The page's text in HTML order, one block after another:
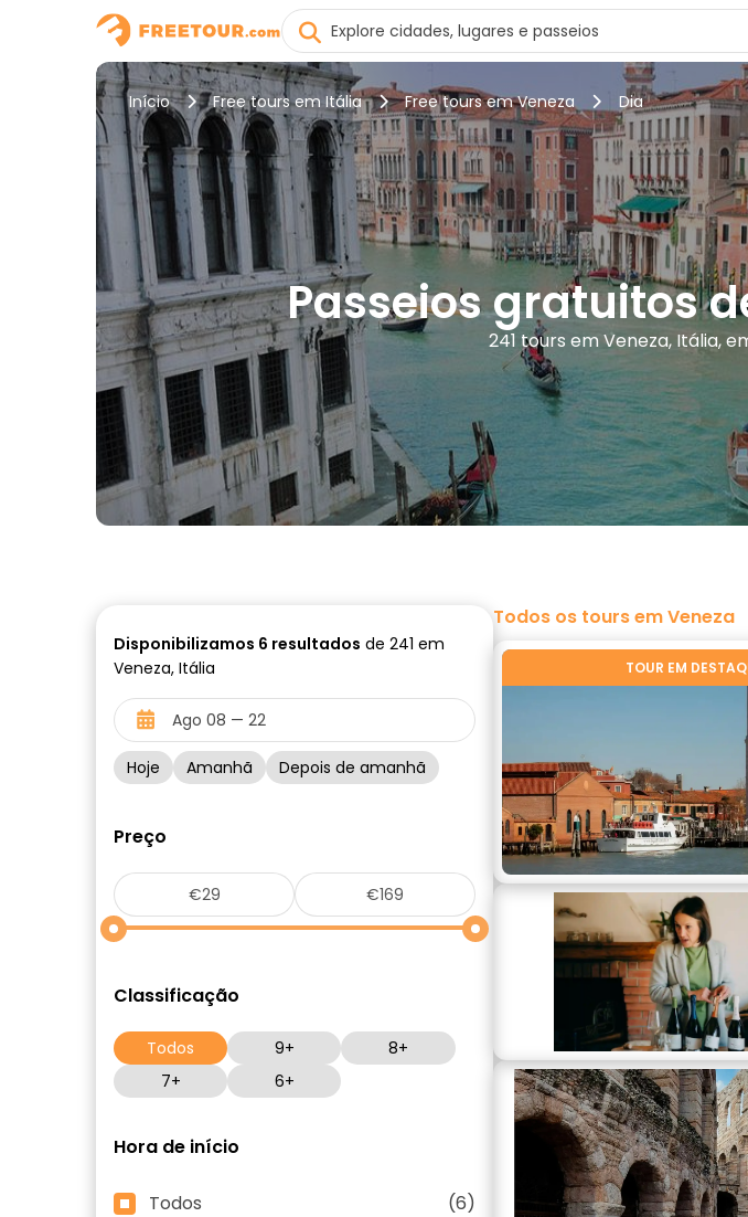
Início Free tours em Itália Free tours em Veneza Dia
Passeios gratuitos
241 tours em Veneza, Itália,
Disponibilizamos 6 resultados de 241 em
Veneza, Itália
Hoje Amanhã Depois de amanhã
Preço
Classificação
Todos 9+
8+
7+
6+
Hora de início
Todos
(6)
Todos os tours em Veneza
TOUR EM